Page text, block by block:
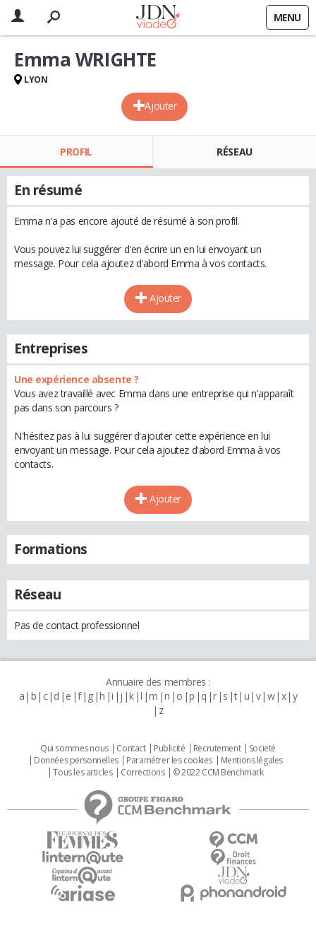
MENU
Ajouter
Emma WRIGHTE
LYON
PROFIL RÉSEAU
En résumé
Emma n'a pas encore ajouté de résumé à son profil.
Vous pouvez lui suggérer d'en écrire un en lui envoyant un
message. Pour cela ajoutez d'abord Emma à vos contacts.
Ajouter
Entreprises
Une expérience absente ?
Vous avez travaillé avec Emma dans une entreprise qui n'apparaît
pas dans son parcours ?
N'hésitez pas à lui suggérer d'ajouter cette expérience en lui
envoyant un message. Pour cela ajoutez d'abord Emma à vos
contacts.
Ajouter
Formations
Réseau
Pas de contact professionnel
Annuaire des membres :
a b c d e f g h i j k l m n o p q r s t u v w x y
z
Qui sommes nous Contact Publicité Recrutement
Societé
Données personnelles
Paramétrer les cookies
Mentions légales
Tous les articles
Corrections © 2022 CCM Benchmark